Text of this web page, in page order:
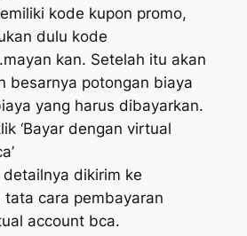
kode kupon promo,
dulu kode
kan. Setelah itu akan
besarnya potongan biaya
yang harus dibayarkan.
‘Bayar dengan virtual
dikirim ke
tata cara pembayaran
account bca.